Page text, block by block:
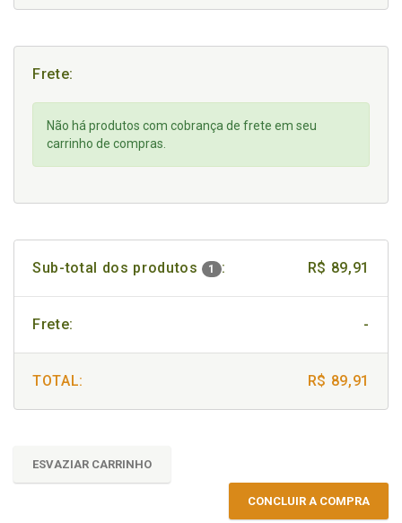
Frete:
Não há produtos com cobrança de frete em seu
carrinho de compras.
Sub-total dos produtos 1 : R$ 89,91
Frete: -
TOTAL: R$ 89,91
ESVAZIAR CARRINHO
CONCLUIR A COMPRA